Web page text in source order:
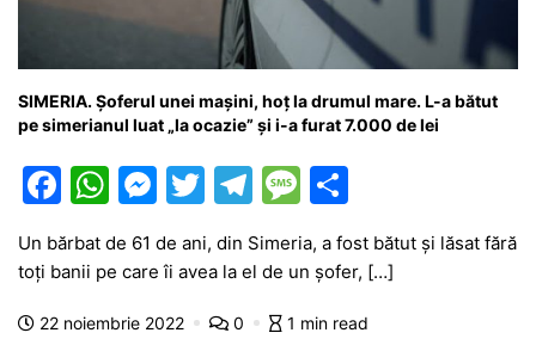
SIMERIA. Șoferul unei mașini, hoț la drumul mare. L-a bătut
pe simerianul luat „la ocazie” și i-a furat 7.000 de lei
F
c
W
at
M
s
T
itt
T
e
M
s
s
ta
Un bărbat de 61 de ani, din Simeria, a fost bătut și lăsat fără
toți banii pe care îi avea la el de un șofer, […]
22 noiembrie 2022 0 1 min read